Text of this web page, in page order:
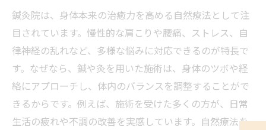
鍼灸院は、身体本来の治癒力を高める自然療法として注
目されています。慢性的な肩こりや腰痛、ストレス、自
律神経の乱れなど、多様な悩みに対応できるのが特長で
す。なぜなら、鍼や灸を用いた施術は、身体のツボや経
絡にアプローチし、体内のバランスを調整することがで
きるからです。例えば、施術を受けた多くの方が、日常
生活の疲れや不調の改善を実感しています。自然療法を